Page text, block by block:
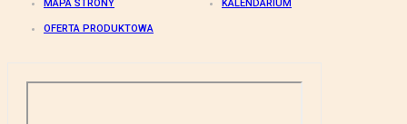
MAPA STRONY KALENDARIUM
OFERTA PRODUKTOWA